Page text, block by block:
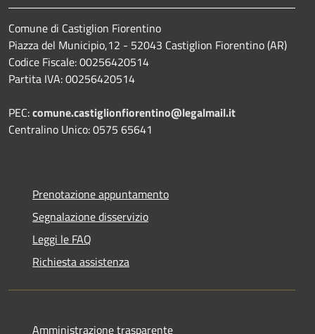
Comune di Castiglion Fiorentino
Piazza del Municipio,12 - 52043 Castiglion Fiorentino (AR)
Codice Fiscale: 00256420514
Partita IVA: 00256420514
PEC:comune.castiglionfiorentino@legalmail.it
Centralino Unico: 0575 65641
Prenotazione appuntamento
Segnalazione disservizio
Leggi le FAQ
Richiesta assistenza
Amministrazione trasparente